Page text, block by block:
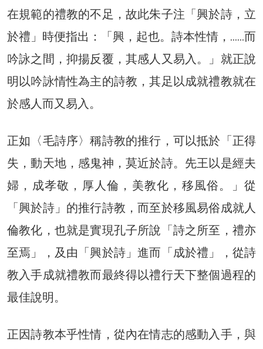
在規範的禮教的不足，故此朱子注「興於詩，立
於禮」時便指出：「興，起也。詩本性情，……而
吟詠之間，抑揚反覆，其感人又易入。」就正說
明以吟詠情性為主的詩教，其足以成就禮教就在
於感人而又易入。
正如〈毛詩序〉稱詩教的推行，可以抵於「正得
失，動天地，感鬼神，莫近於詩。先王以是經夫
婦，成孝敬，厚人倫，美教化，移風俗。」從
「興於詩」的推行詩教，而至於移風易俗成就人
倫教化，也就是實現孔子所說「詩之所至，禮亦
至焉」，及由「興於詩」進而「成於禮」，從詩
教入手成就禮教而最終得以禮行天下整個過程的
最佳說明。
正因詩教本乎性情，從內在情志的感動入手，與